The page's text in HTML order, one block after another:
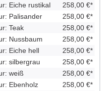
Eiche rustikal
258,00 €*
Palisander
258,00 €*
Teak
258,00 €*
Nussbaum
258,00 €*
Eiche hell
258,00 €*
silbergrau
258,00 €*
weiß
258,00 €*
Ebenholz
258,00 €*